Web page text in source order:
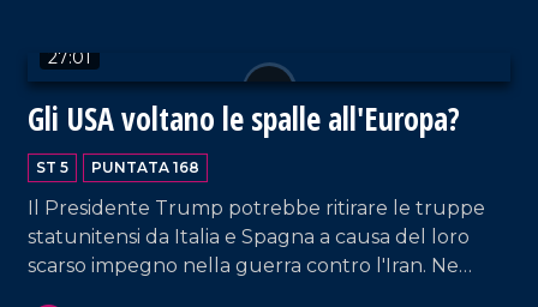
27:01
Gli USA voltano le spalle all'Europa?
ST 5 PUNTATA 168
Il Presidente Trump potrebbe ritirare le truppe
statunitensi da Italia e Spagna a causa del loro
scarso impegno nella guerra contro l'Iran. Ne